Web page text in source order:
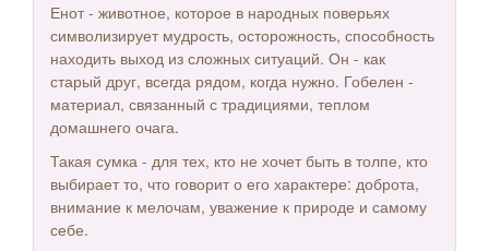
Енот - животное, которое в народных поверьях
символизирует мудрость, осторожность, способность
находить выход из сложных ситуаций. Он - как
старый друг, всегда рядом, когда нужно. Гобелен -
материал, связанный с традициями, теплом
домашнего очага.
Такая сумка - для тех, кто не хочет быть в толпе, кто
выбирает то, что говорит о его характере: доброта,
внимание к мелочам, уважение к природе и самому
себе.